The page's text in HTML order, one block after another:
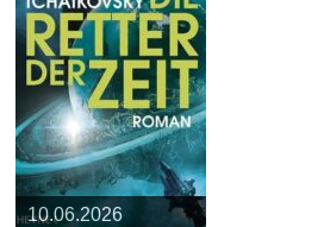
25.03.2026
09.04.2026
20.05.2026
10.06.2026
13.08.2026